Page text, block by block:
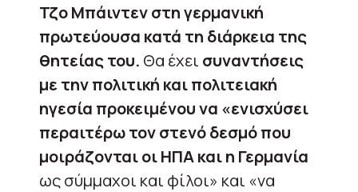
Τζο Μπάιντεν στη γερμανική
πρωτεύουσα κατά τη διάρκεια της
θητείας του. Θα έχει συναντήσεις
με την πολιτική και πολιτειακή
ηγεσία προκειμένου να «ενισχύσει
περαιτέρω τον στενό δεσμό που
μοιράζονται οι ΗΠΑ και η Γερμανία
ως σύμμαχοι και φίλοι» και «να